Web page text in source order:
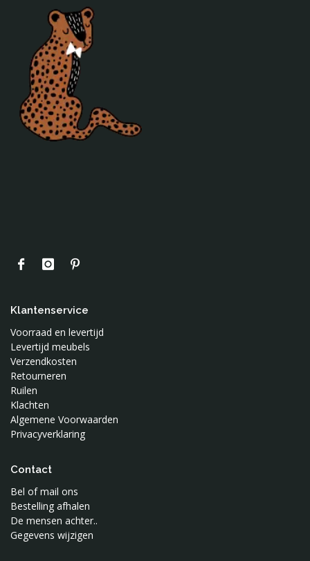
Decoratie
Behang
Klantenservice
Voorraad en levertijd
Levertijd meubels
Verzendkosten
Retourneren
Ruilen
Klachten
Algemene Voorwaarden
Privacyverklaring
Contact
Bel of mail ons
Bestelling afhalen
De mensen achter..
Gegevens wijzigen